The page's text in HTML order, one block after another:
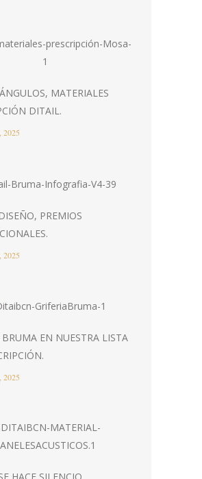
MATERIALES
DITAIL.
2025
PREMIOS
2025
BRUMA EN NUESTRA LISTA
2025